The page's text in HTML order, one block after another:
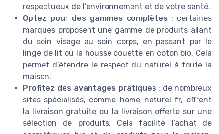
respectueux de l’environnement et de votre santé.
Optez pour des gammes complètes : certaines
marques proposent une gamme de produits allant
du soin visage au soin corps, en passant par le
linge de lit ou la housse couette en coton bio. Cela
permet d’étendre le respect du naturel à toute la
maison.
Profitez des avantages pratiques : de nombreux
sites spécialisés, comme home-naturel fr, offrent
la livraison gratuite ou la livraison offerte sur une
sélection de produits. Cela facilite l’achat de